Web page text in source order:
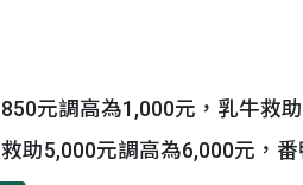
元調高為1,000元，乳牛救
助5,000元調高為6,000元，